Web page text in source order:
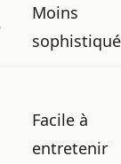
Moins
sophistiqué
Facile à
entretenir